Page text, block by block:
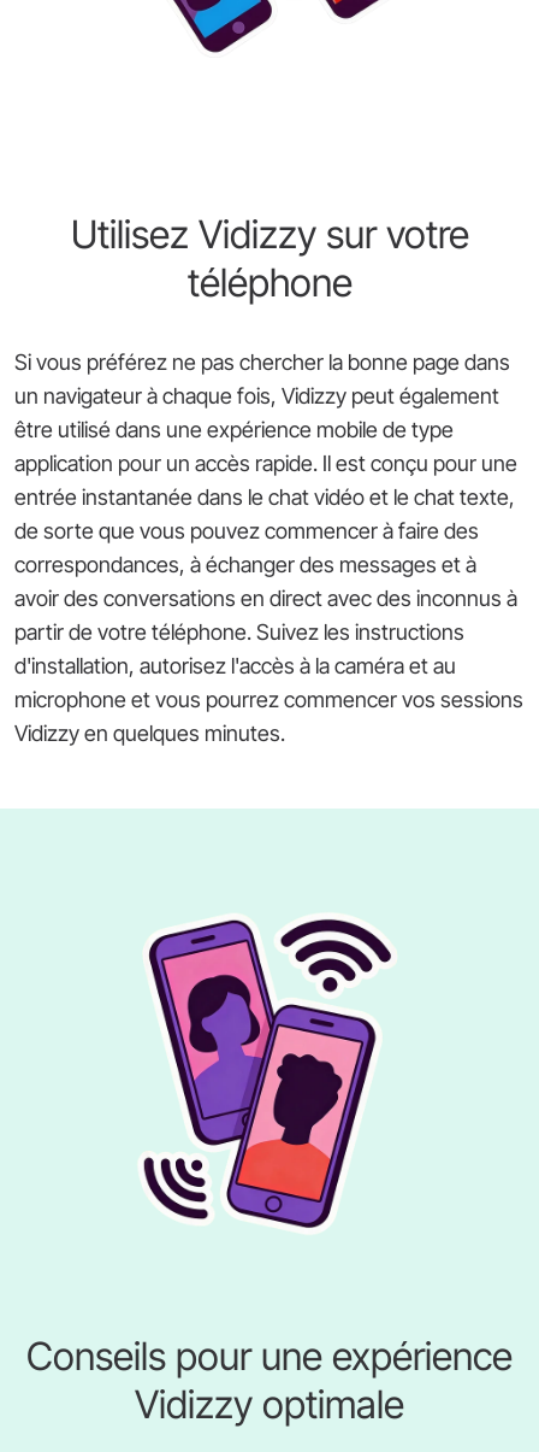
Utilisez Vidizzy sur votre
téléphone
Si vous préférez ne pas chercher la bonne page dans
un navigateur à chaque fois, Vidizzy peut également
être utilisé dans une expérience mobile de type
application pour un accès rapide. Il est conçu pour une
entrée instantanée dans le chat vidéo et le chat texte,
de sorte que vous pouvez commencer à faire des
correspondances, à échanger des messages et à
avoir des conversations en direct avec des inconnus à
partir de votre téléphone. Suivez les instructions
d'installation, autorisez l'accès à la caméra et au
microphone et vous pourrez commencer vos sessions
Vidizzy en quelques minutes.
Conseils pour une expérience
Vidizzy optimale